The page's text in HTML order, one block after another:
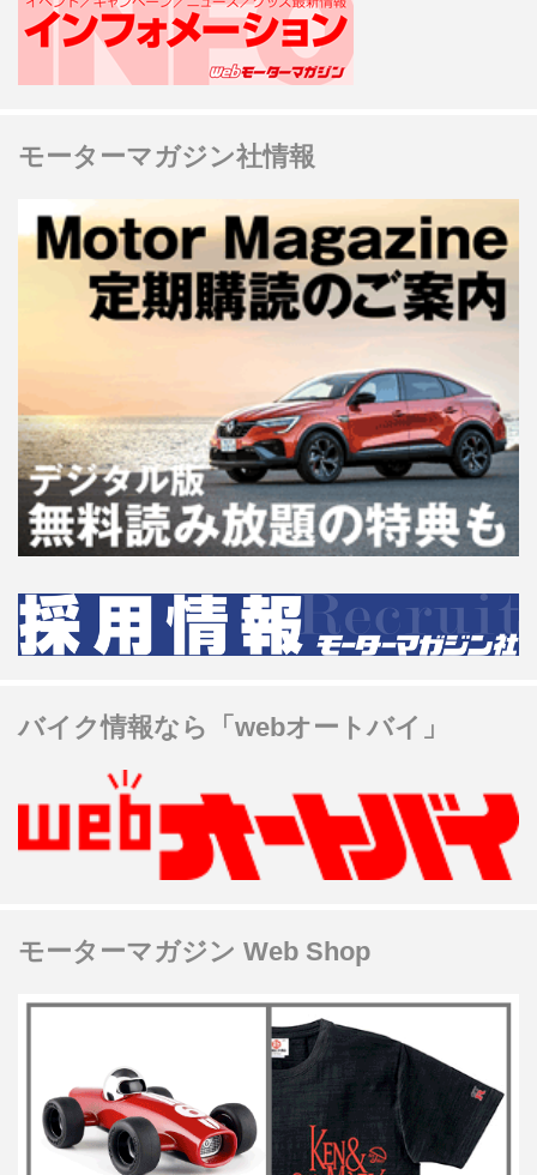
モーターマガジン社情報
バイク情報なら「webオートバイ」
モーターマガジン Web Shop